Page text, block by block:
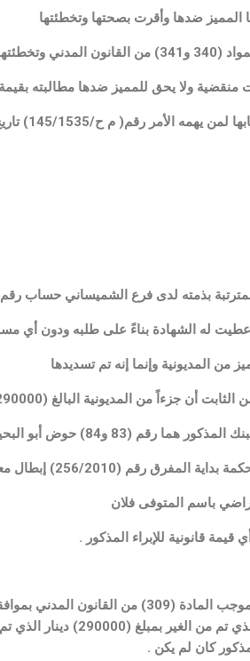
المميز ضدها وأقرت بصحتها وتخطئتها
الاعتبار
ولا يحق للمميز ضدها مطالبته بقيمة
رقم( م ح/145/1535) تاريخ 28/9/2014
بذمته لدى فرع الشميساني حساب رقم
له الشهادة بناءً على طلبه ودون أي
من المديونية وإنما إنه تم تسديدها
جزءاً من المديونية البالغ (290000) دينار
حوض أبو البحيش / خربة المطوي
2010) إبطال معاملات الانتقال
باسم المتوفى فلان
قانونية للإبراء المذكور .
كما نجد أن ما تم في حقيقته هو قضاء دين الغير
ومن قام بالـــــوفاء المدعى
كان لم يكن .